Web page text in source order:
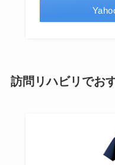
訪問リハビリでお